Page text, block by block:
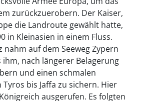
zurückzuerobern. Der Kaiser,
die Landroute gewählt hatte,
in Kleinasien in einem Fluss.
nahm auf dem Seeweg Zypern
ihm, nach längerer Belagerung
und einen schmalen
bis Jaffa zu sichern. Hier
ausgerufen. Es folgten